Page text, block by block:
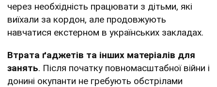
через необхідність працювати з дітьми, які
виїхали за кордон, але продовжують
навчатися екстерном в українських закладах.
Втрата ґаджетів та інших матеріалів для
занять. Після початку повномасштабної війни і
донині окупанти не гребують обстрілами